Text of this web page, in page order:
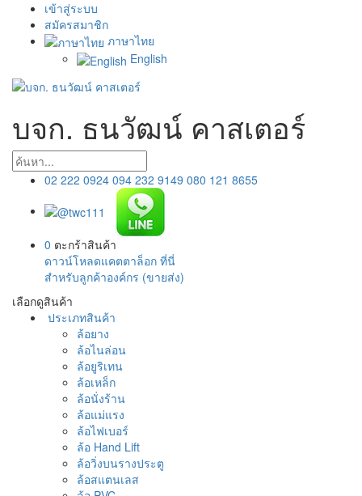
เข้าสู่ระบบ
สมัครสมาชิก
ภาษาไทย
English
บจก. ธนวัฒน์ คาสเตอร์
02 222 0924 094 232 9149 080 121 8655
0 ตะกร้าสินค้า
ดาวน์โหลดแคตตาล็อก ที่นี่
สำหรับลูกค้าองค์กร (ขายส่ง)
เลือกดูสินค้า
ประเภทสินค้า
ล้อยาง
ล้อไนล่อน
ล้อยูริเทน
ล้อเหล็ก
ล้อนั่งร้าน
ล้อแม่แรง
ล้อไฟเบอร์
ล้อ Hand Lift
ล้อวิ่งบนรางประตู
ล้อสแตนเลส